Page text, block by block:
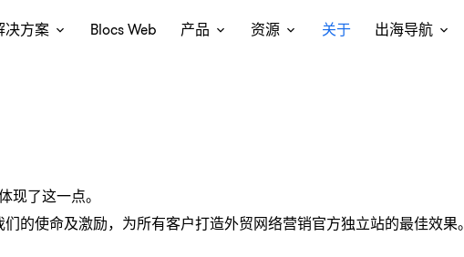
决方案 Blocs Web 产品 资源 关于 出海导航
了这一点。
的使命及激励，为所有客户打造外贸网络营销官方独立站的最佳效果。